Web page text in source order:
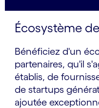
Écosystème
Bénéficiez d'un
partenaires, qu'il
établis, de
de startups
ajoutée